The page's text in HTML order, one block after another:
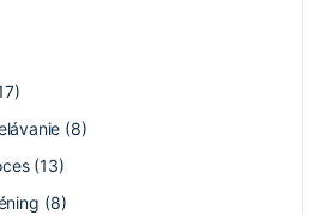
(8)
(13)
(8)